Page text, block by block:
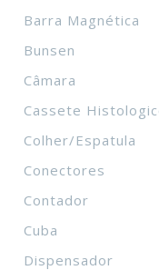
Barra Magnética
Bunsen
Câmara
Cassete
Colher/Espatula
Conectores
Contador
Cuba
Dispensador